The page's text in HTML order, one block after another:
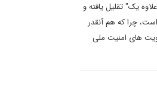
یک" تقلیل یافته و
چرا که هم آنقدر
های امنیت ملی